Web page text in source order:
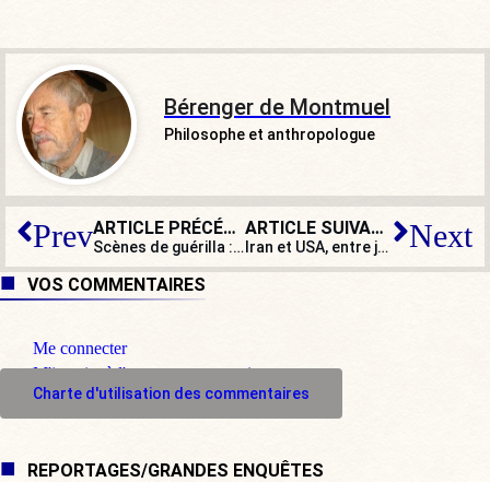
Bérenger de Montmuel
Philosophe et anthropologue
Prev ARTICLE PRÉCÉDENT
Scènes de guérilla : pavés et tirs de mortier contre une gendarmerie en Moselle
ARTICLE SUIVANT
Iran et USA, entre jeu de rôle et jeu de dupes… Next
VOS COMMENTAIRES
Me connecter
M'inscrire à l'espace commentaire
Charte d'utilisation des commentaires
REPORTAGES/GRANDES ENQUÊTES